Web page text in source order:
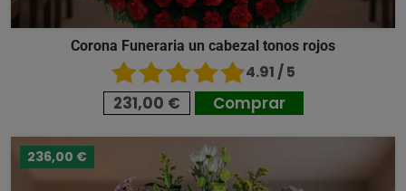
Corona Funeraria un cabezal tonos rojos
4.91 / 5
231,00 € Comprar
236,00 €